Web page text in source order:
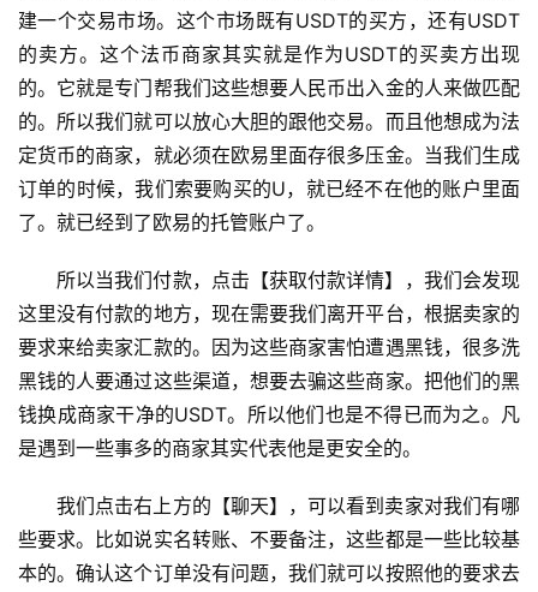
建一个交易市场。这个市场既有USDT的买方，还有USDT
的卖方。这个法币商家其实就是作为USDT的买卖方出现
的。它就是专门帮我们这些想要人民币出入金的人来做匹配
的。所以我们就可以放心大胆的跟他交易。而且他想成为法
定货币的商家，就必须在欧易里面存很多压金。当我们生成
订单的时候，我们索要购买的U，就已经不在他的账户里面
了。就已经到了欧易的托管账户了。
所以当我们付款，点击【获取付款详情】，我们会发现
这里没有付款的地方，现在需要我们离开平台，根据卖家的
要求来给卖家汇款的。因为这些商家害怕遭遇黑钱，很多洗
黑钱的人要通过这些渠道，想要去骗这些商家。把他们的黑
钱换成商家干净的USDT。所以他们也是不得已而为之。凡
是遇到一些事多的商家其实代表他是更安全的。
我们点击右上方的【聊天】，可以看到卖家对我们有哪
些要求。比如说实名转账、不要备注，这些都是一些比较基
本的。确认这个订单没有问题，我们就可以按照他的要求去